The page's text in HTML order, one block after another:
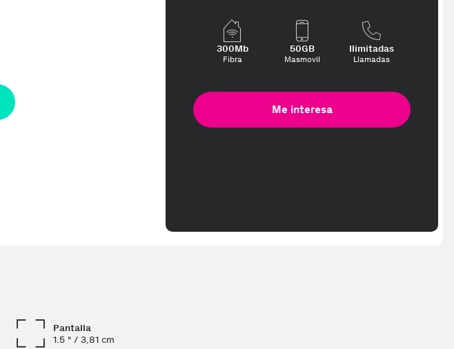
300Mb
Fibra
50GB
Masmovil
Ilimitadas
Llamadas
Me interesa
Pantalla
1.5 " / 3,81 cm